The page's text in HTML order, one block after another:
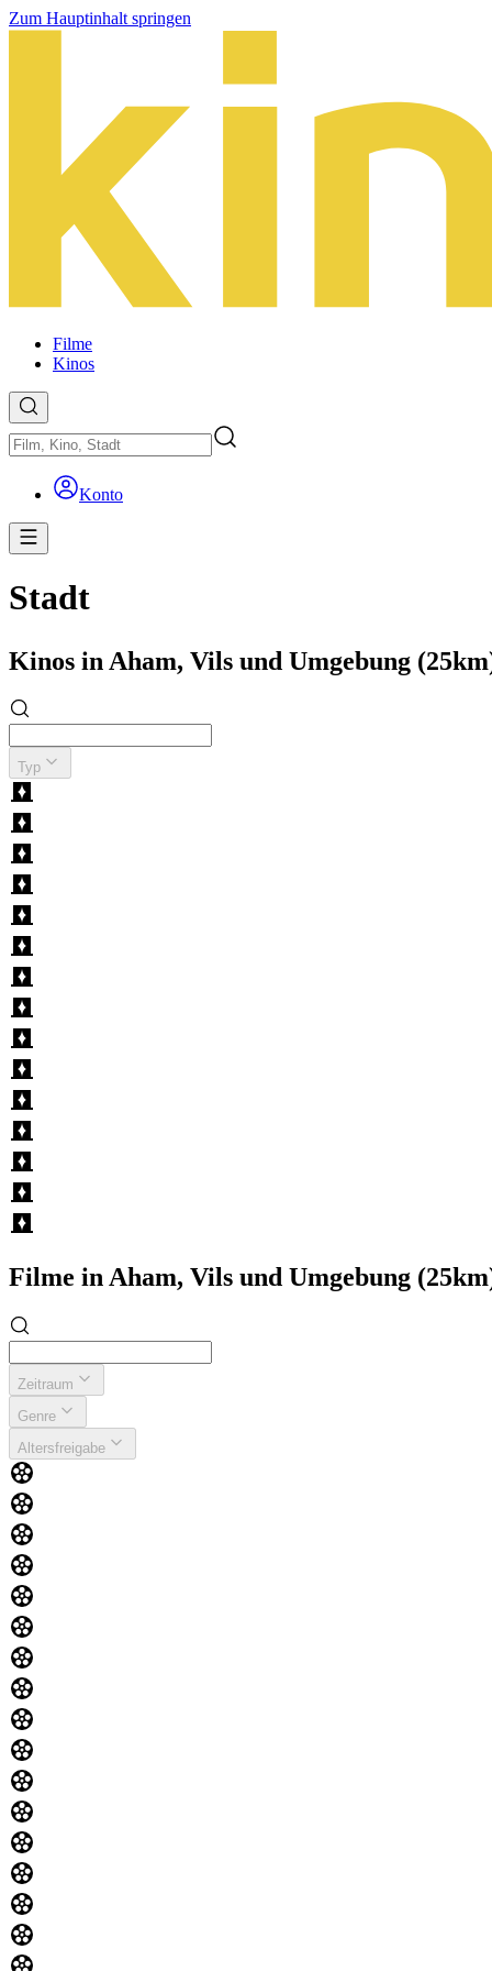
Zum Hauptinhalt springen
Filme
Kinos
Konto
Stadt
Kinos in Aham, Vils und Umgebung
Typ
Filme in Aham, Vils und Umgebung
Zeitraum
Genre
Altersfreigabe